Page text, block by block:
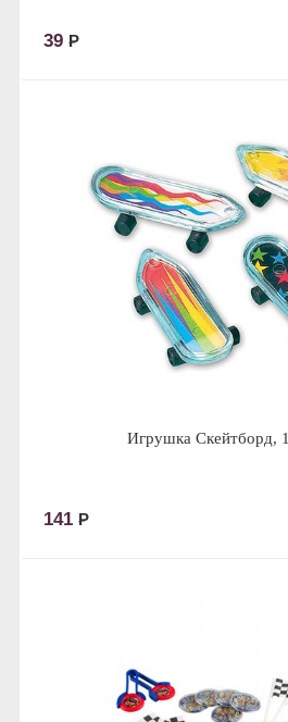
39 Р
Игрушка Скейтборд,
141 Р